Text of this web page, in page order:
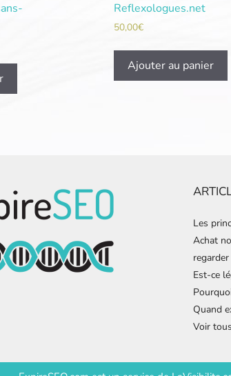
Reflexologues.net
50,00€
Ajouter au panier
Les
Achat
regarder
Est-ce
Quand
Voir